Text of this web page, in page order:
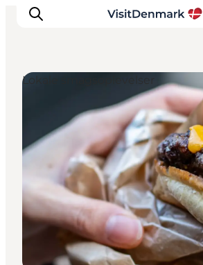
Inspiration
Destinationer
Oplevelser
Overnatning
Planlæg ferien
Lokale smagsoplevelser